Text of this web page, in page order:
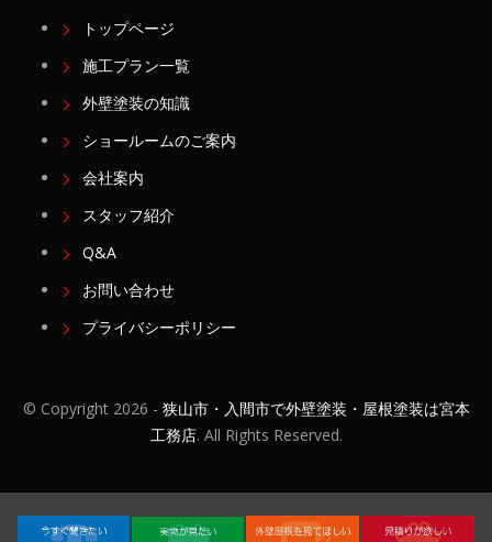
トップページ
施工プラン一覧
外壁塗装の知識
ショールームのご案内
会社案内
スタッフ紹介
Q&A
お問い合わせ
プライバシーポリシー
© Copyright2026 - 狭山市・入間市で外壁塗装・屋根塗装は宮本
工務店. All Rights Reserved.